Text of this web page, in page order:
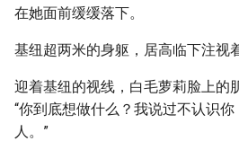
在她面前缓缓落下。
基纽超两米的身躯，居高临下注视
迎着基纽的视线，白毛萝莉脸上的
“你到底想做什么？我说过不认识
人。”